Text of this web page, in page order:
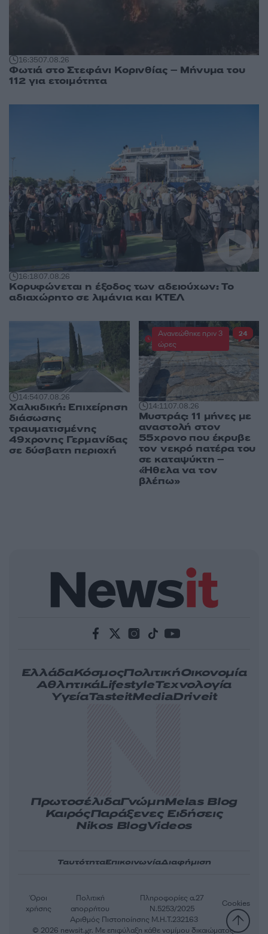
16:3507.08.26
Φωτιά στο Στεφάνι Κορινθίας – Μήνυμα του
112 για ετοιμότητα
16:1807.08.26
Κορυφώνεται η έξοδος των αδειούχων: Το
αδιαχώρητο σε λιμάνια και ΚΤΕΛ
14:5407.08.26
Χαλκιδική: Επιχείρηση
διάσωσης
τραυματισμένης
49χρονης Γερμανίδας
σε δύσβατη περιοχή
14:1107.08.26
Μυστράς: 11 μήνες με
αναστολή στον
55χρονο που έκρυβε
τον νεκρό πατέρα του
σε καταψύκτη –
«Ήθελα να τον
βλέπω»
Ανανεώθηκε πριν 3
ώρες
24
ΕλλάδαΚόσμοςΠολιτικήΟικονομία
ΑθλητικάLifestyleΤεχνολογία
ΥγείαTasteitMediaDriveit
ΠρωτοσέλιδαΓνώμηMelas Blog
ΚαιρόςΠαράξενες Ειδήσεις
Nikos BlogVideos
ΤαυτότηταΕπικοινωνίαΔιαφήμιση
Αριθμός Πιστοποίησης Μ.Η.Τ.232163
Όροι
χρήσης
Πολιτική
απορρήτου
Πληροφορίες α.27
Ν.5253/2025
Cookies
© 2026 newsit.gr. Με επιφύλαξη κάθε νομίμου δικαιώματος.